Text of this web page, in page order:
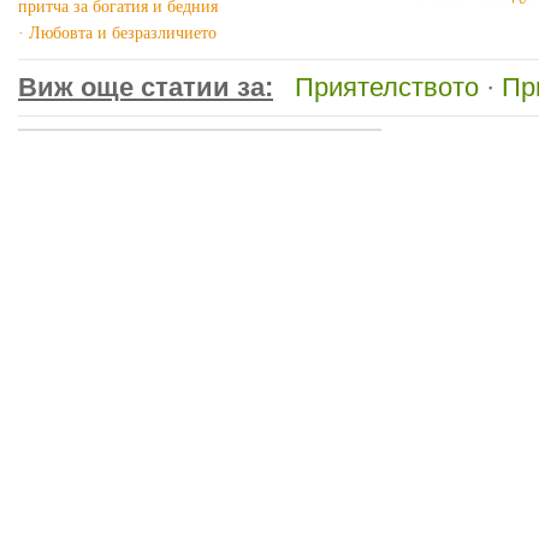
притча за богатия и бедния
· Любовта и безразличието
Виж още статии за: Приятелството ·